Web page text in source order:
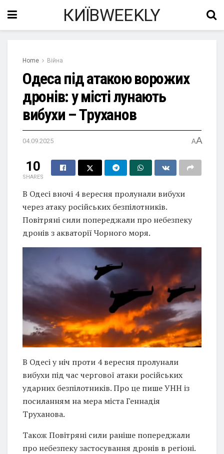
КИЇВWEEKLY
Home Війна
Одеса під атакою ворожих
дронів: у місті лунають
вибухи – Труханов
04.09.2025 AA
10
SHARES
В Одесі вночі 4 вересня пролунали вибухи
через атаку російських безпілотників.
Повітряні сили попереджали про небезпеку
дронів з акваторії Чорного моря.
В Одесі у ніч проти 4 вересня пролунали
вибухи під час чергової атаки російських
ударних безпілотників. Про це пише УНН із
посиланням на мера міста Геннадія
Труханова.
Також Повітряні сили раніше попереджали
про небезпеку застосування дронів в регіоні.